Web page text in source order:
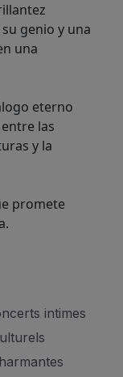
genio y una
una
eterno
las
y la
promete
intimes